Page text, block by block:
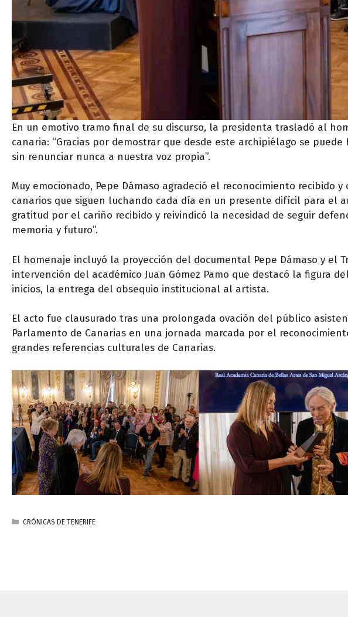
En un emotivo tramo final de su discurso, la presidenta trasladó al
canaria: “Gracias por demostrar que desde este archipiélago se
sin renunciar nunca a nuestra voz propia”.
Muy emocionado, Pepe Dámaso agradeció el reconocimiento recibido
canarios que siguen luchando cada día en un presente difícil para el
gratitud por el cariño recibido y reivindicó la necesidad de seguir
memoria y futuro”.
El homenaje incluyó la proyección del documental Pepe Dámaso y el
intervención del académico Juan Gómez Pamo que destacó la figura
inicios, la entrega del obsequio institucional al artista.
El acto fue clausurado tras una prolongada ovación del público
Parlamento de Canarias en una jornada marcada por el
grandes referencias culturales de Canarias.
CATEGORÍAS
CRÓNICAS DE TENERIFE